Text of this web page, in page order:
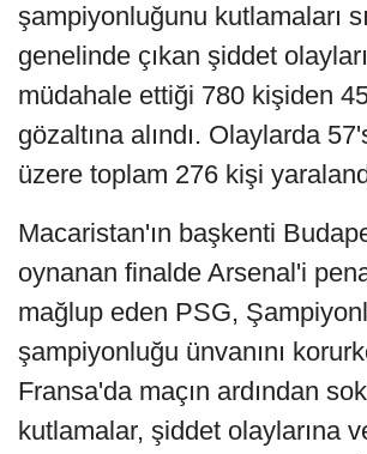
şampiyonluğunu kutlamaları
genelinde çıkan şiddet
müdahale ettiği 780 kişiden
gözaltına alındı. Olaylarda
üzere toplam 276 kişi
Macaristan'ın başkenti
oynanan finalde Arsenal'i
mağlup eden PSG,
şampiyonluğu ünvanını
Fransa'da maçın ardından
kutlamalar, şiddet olaylarına